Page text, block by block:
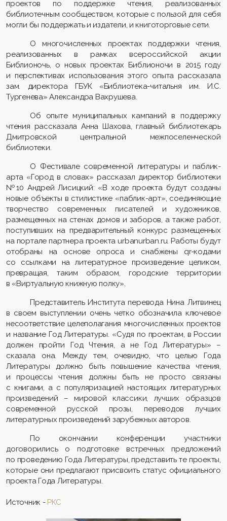
проектов по поддержке чтения, реализованных
библиотечным сообществом, которые с пользой для себя
могли бы поддержать и издатели, и книготорговые сети.
О многочисленных проектах поддержки чтения,
реализованных в рамках всероссийской акции
Библионочь, о новых проектах Библионочи в 2015 году
и перспективах использования этого опыта рассказала
зам. директора ГБУК «Библиотека-читальня им. И.С.
Тургенева» Александра Вахрушева.
Об опыте муниципальных кампаний в поддержку
чтения рассказала Анна Шахова, главный библиотекарь
Дмитровской центральной межпоселенческой
библиотеки.
О Фестивале современной литературы и паблик-
арта «Город в словах» рассказал директор библиотеки
№10 Андрей Лисицкий: «В ходе проекта будут созданы
новые объекты в стилистике «паблик-арт», соединяющие
творчество современных писателей и художников,
размещенных на стенах домов и заборов, а также работ,
поступивших на предварительный конкурс размещенных
на портале партнера проекта urbanurban.ru. Работы будут
отобраны на основе опроса и снабжены qr-кодами
со ссылками на литературное произведение целиком,
превращая, таким образом, городские территории
в «Виртуальную книжную полку».
Представитель Института перевода Нина Литвинец
в своем выступлении очень четко обозначила ключевое
несоответствие целеполагания многочисленных проектов
и название Год Литературы. «Судя по проектам, в России
должен пройти Год Чтения, а не Год Литературы» –
сказала она. Между тем, очевидно, что целью Года
Литературы должно быть повышение качества чтения,
и процессы чтения должны быть не просто связаны
с книгами, а с популяризацией настоящих литературных
произведений – мировой классики, лучших образцов
современной русской прозы, переводов лучших
литературных произведений зарубежных авторов.
По окончании конференции участники
договорились о подготовке встречных предложений
по проведению Года Литературы, представить те проекты,
которые они предлагают присвоить статус официального
проекта Года Литературы.
Источник - РКС